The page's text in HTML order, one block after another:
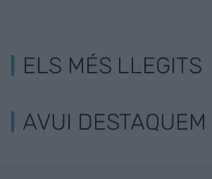
ELS MÉS LLEGITS
AVUI DESTAQUEM